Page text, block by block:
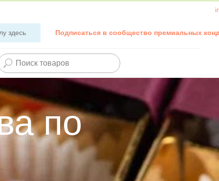
здесь Подписаться в сообщество премиальных
по